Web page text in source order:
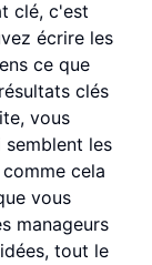
clé, c'est
écrire les
ce que
clés
vous
semblent les
cela
vous
manageurs
tout le